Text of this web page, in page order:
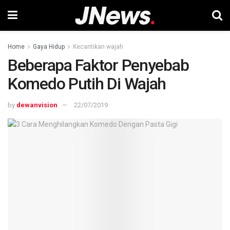
Home Gaya Hidup Kecantikan wajah
Beberapa Faktor Penyebab
Komedo Putih Di Wajah
by dewanvision 22/07/2019